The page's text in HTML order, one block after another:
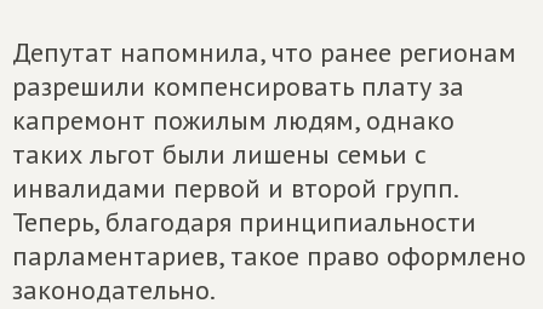
Депутат напомнила, что ранее регионам
разрешили компенсировать плату за
капремонт пожилым людям, однако
таких льгот были лишены семьи с
инвалидами первой и второй групп.
Теперь, благодаря принципиальности
парламентариев, такое право оформлено
законодательно.